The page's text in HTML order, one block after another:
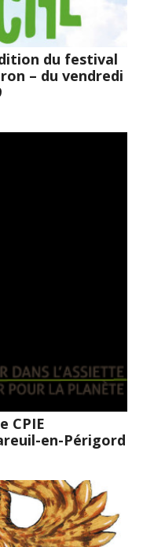
du festival
– du vendredi
CPIE
en-Périgord